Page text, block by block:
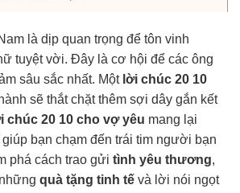
là dịp quan trọng để tôn vinh
tuyệt vời. Đây là cơ hội để các ông
sâu sắc nhất. Một lời chúc 20 10
sẽ thắt chặt thêm sợi dây gắn kết
chúc 20 10 cho vợ yêu mang lại
bạn chạm đến trái tim người bạn
phá cách trao gửi tình yêu thương,
quà tặng tinh tế và lời nói ngọt